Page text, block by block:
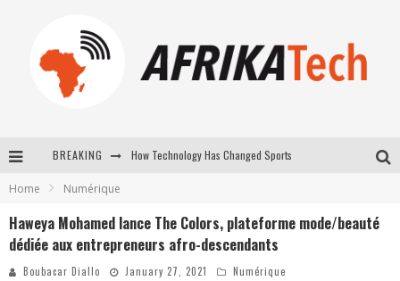
BREAKING
New to online sports betting? Consider These Tips to Play Your First Online Sports Betting Successfully
Home Numérique
Haweya Mohamed lance The Colors, plateforme mode/beauté
dédiée aux entrepreneurs afro-descendants
Boubacar Diallo January 27, 2021 Numérique